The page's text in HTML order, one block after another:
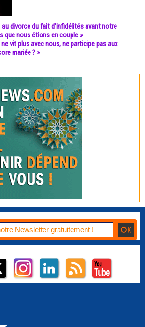
au divorce du fait d’infidélités avant notre
que nous étions en couple »
ne vit plus avec nous, ne participe pas aux
mariée ? »